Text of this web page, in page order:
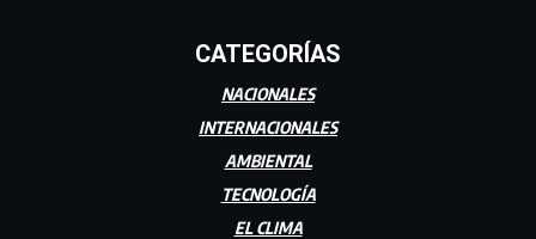
CATEGORÍAS
NACIONALES
INTERNACIONALES
AMBIENTAL
TECNOLOGÍA
EL CLIMA